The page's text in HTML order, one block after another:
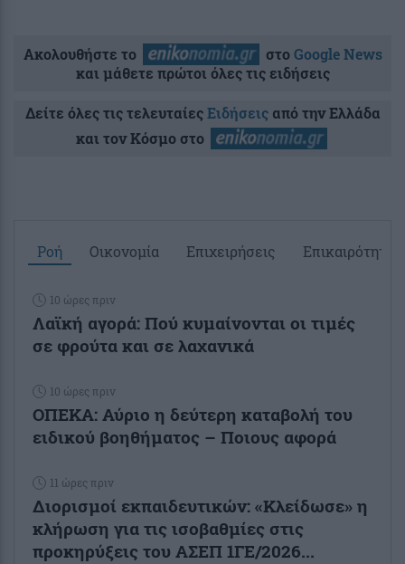
Ακολουθήστε το στοGoogle News
και μάθετε πρώτοι όλες τις ειδήσεις
Δείτε όλες τις τελευταίεςΕιδήσειςαπό την Ελλάδα
και τον Κόσμο στο
Ροή Οικονομία Επιχειρήσεις Επικαιρότητα
10 ώρες πριν
Λαϊκή αγορά: Πού κυμαίνονται οι τιμές
σε φρούτα και σε λαχανικά
10 ώρες πριν
ΟΠΕΚΑ: Αύριο η δεύτερη καταβολή του
ειδικού βοηθήματος – Ποιους αφορά
11 ώρες πριν
Διορισμοί εκπαιδευτικών: «Κλείδωσε» η
κλήρωση για τις ισοβαθμίες στις
προκηρύξεις του ΑΣΕΠ 1ΓΕ/2026...